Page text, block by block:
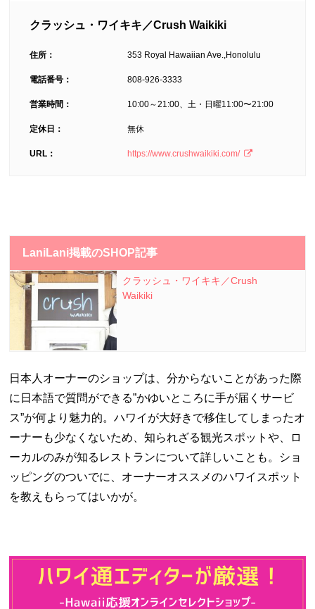
クラッシュ・ワイキキ／Crush Waikiki
住所： 353 Royal Hawaiian Ave.,Honolulu
電話番号： 808-926-3333
営業時間： 10:00～21:00、土・日曜11:00〜21:00
定休日： 無休
URL： https://www.crushwaikiki.com/
LaniLani掲載のSHOP記事
クラッシュ・ワイキキ／Crush
Waikiki
日本人オーナーのショップは、分からないことがあった際
に日本語で質問ができる”かゆいところに手が届くサービ
ス”が何より魅力的。ハワイが大好きで移住してしまったオ
ーナーも少なくないため、知られざる観光スポットや、ロ
ーカルのみが知るレストランについて詳しいことも。ショ
ッピングのついでに、オーナーオススメのハワイスポット
を教えもらってはいかが。